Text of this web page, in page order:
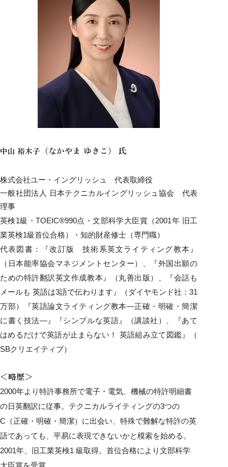
中山 裕木子 （なかやま ゆきこ） 氏
株式会社ユー・イングリッシュ 代表取締役
一般社団法人 日本テクニカルイングリッシュ協会 代表
理事
英検1級・TOEIC®990点・文部科学大臣賞（2001年 旧工
業英検1級首位合格）・知的財産修士（専門職）
代表図書：『改訂版 技術系英文ライティング教本』
（日本能率協会マネジメントセンター）、『外国出願の
ための特許翻訳英文作成教本』（丸善出版）、『会話も
メールも 英語は3語で伝わります』（ダイヤモンド社：31
万部）『英語論文ライティング教本—正確・明確・簡潔
に書く技法—』『シンプルな英語』（講談社）、『あて
はめるだけで英語が止まらない！ 英語組み立て図鑑』（‎
SBクリエイティブ）
＜略歴＞
2000年より特許事務所で電子・電気、機械の特許明細書
の日英翻訳に従事。テクニカルライティングの3つの
C（正確・明確・簡潔）に出会い、特殊で難解な特許の英
語であっても、平易に表現できないかと模索を始める。
2001年、旧工業英検1 級取得。首位合格により文部科学
大臣賞を受賞。